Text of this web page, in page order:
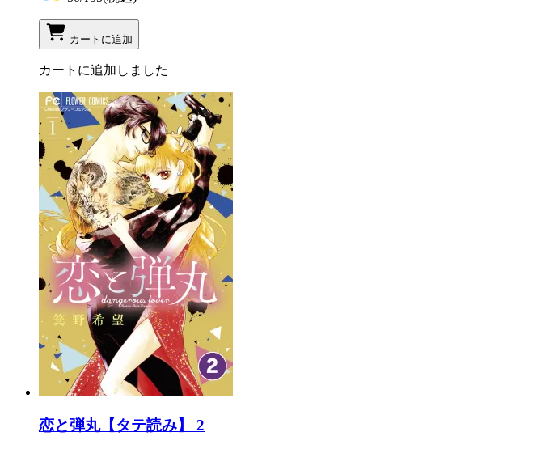
カートに追加
カートに追加しました
恋と弾丸【タテ読み】 2